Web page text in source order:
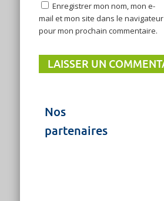
Enregistrer mon nom, mon e-
mail et mon site dans le navigateur
pour mon prochain commentaire.
Nos
partenaires